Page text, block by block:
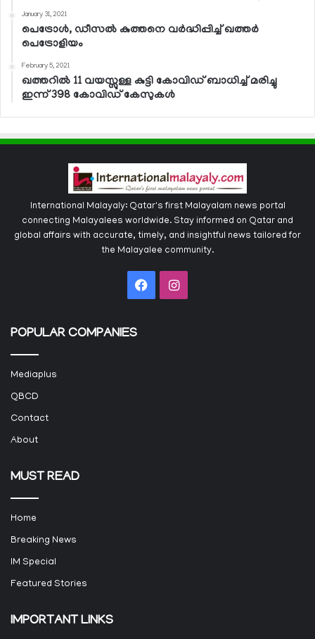
January 31, 2021
പെട്രോള്‍, ഡീസല്‍ കുത്തനെ വര്‍ദ്ധിപ്പിച്ച് ഖത്തര്‍
പെട്രോളിയം
February 5, 2021
ഖത്തറില്‍ 11 വയസ്സുള്ള കുട്ടി കോവിഡ് ബാധിച്ച് മരിച്ചു
ഇന്ന് 398 കോവിഡ് കേസുകള്‍
International Malayaly: Qatar's first Malayalam news portal
connecting Malayalees worldwide. Stay informed on Qatar and
global affairs with accurate, timely, and insightful news tailored for
the Malayalee community.
FacebookInstagram
POPULAR COMPANIES
Mediaplus
QBCD
Contact
About
MUST READ
Home
Breaking News
IM Special
Featured Stories
IMPORTANT LINKS